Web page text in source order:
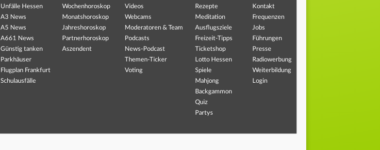
Unfälle Hessen
A3 News
A5 News
A661 News
Günstig tanken
Parkhäuser
Flugplan Frankfurt
Schulausfälle
Wochenhoroskop
Monatshoroskop
Jahreshoroskop
Partnerhoroskop
Aszendent
Videos
Webcams
Moderatoren & Team
Podcasts
News-Podcast
Themen-Ticker
Voting
Rezepte
Meditation
Ausflugsziele
Freizeit-Tipps
Ticketshop
Lotto Hessen
Spiele
Mahjong
Backgammon
Quiz
Partys
Kontakt
Frequenzen
Jobs
Führungen
Presse
Radiowerbung
Weiterbildung
Login